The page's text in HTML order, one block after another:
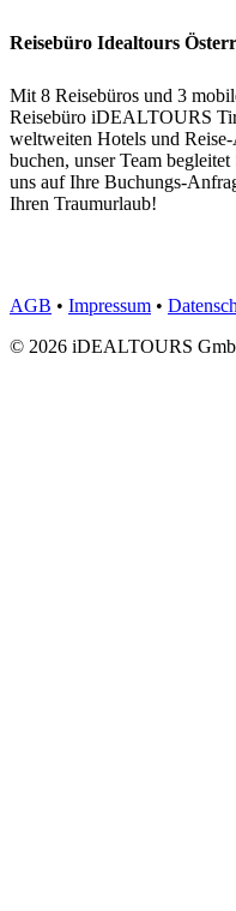
Reisebüro Idealtours
Mit 8 Reisebüros und 3
Reisebüro iDEALTOURS
weltweiten Hotels und
buchen, unser Team
uns auf Ihre Buchungs-
Ihren Traumurlaub!
AGB • Impressum •
© 2026 iDEALTOURS